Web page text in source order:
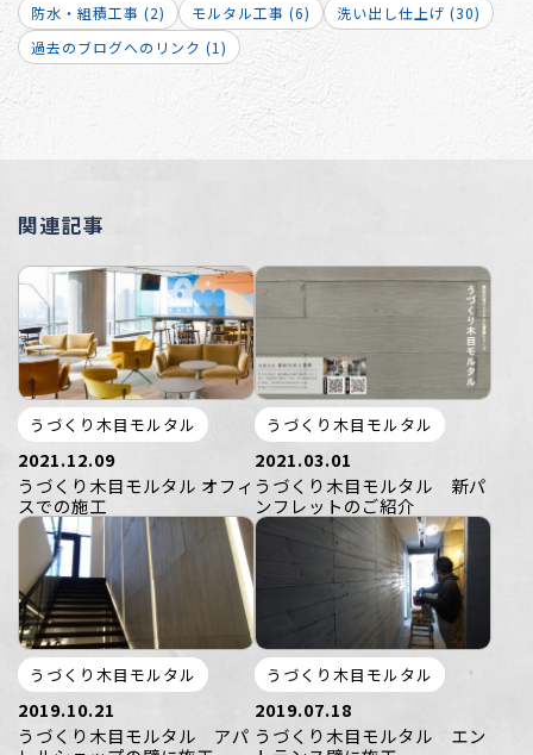
防水・組積工事 (2)
モルタル工事 (6)
洗い出し仕上げ (30)
過去のブログへのリンク (1)
関連記事
うづくり木目モルタル
2021.12.09
うづくり木目モルタル オフィ
スでの施工
うづくり木目モルタル
2021.03.01
うづくり木目モルタル 新パ
ンフレットのご紹介
うづくり木目モルタル
2019.10.21
うづくり木目モルタル アパ
うづくり木目モルタル
2019.07.18
うづくり木目モルタル エン